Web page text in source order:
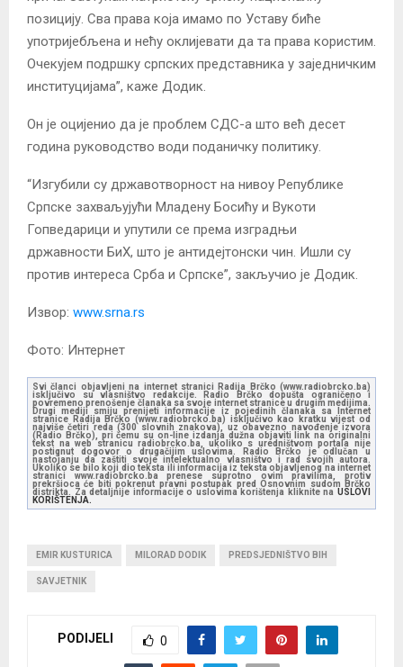
позицију. Сва права која имамо по Уставу биће
употријебљена и нећу оклијевати да та права користим.
Очекујем подршку српских представника у заједничким
институцијама”, каже Додик.
Он је оцијенио да је проблем СДС-а што већ десет
година руководство води поданичку политику.
“Изгубили су државотворност на нивоу Републике
Српске захваљујући Младену Босићу и Вукоти
Гопведарици и упутили се према изградњи
државности БиХ, што је антидејтонски чин. Ишли су
против интереса Срба и Српске”, закључио је Додик.
Извор: www.srna.rs
Фото: Интернет
Svi članci objavljeni na internet stranici Radija Brčko (www.radiobrcko.ba)
isključivo su vlasništvo redakcije. Radio Brčko dopušta ograničeno i
povremeno prenošenje članaka sa svoje internet stranice u drugim medijima.
Drugi mediji smiju prenijeti informacije iz pojedinih članaka sa Internet
stranice Radija Brčko (www.radiobrcko.ba) isključivo kao kratku vijest od
najviše četiri reda (300 slovnih znakova), uz obavezno navođenje izvora
(Radio Brčko), pri čemu su on-line izdanja dužna objaviti link na originalni
tekst na web stranicu radiobrcko.ba, ukoliko s uredništvom portala nije
postignut dogovor o drugačijim uslovima. Radio Brčko je odlučan u
nastojanju da zaštiti svoje intelektualno vlasništvo i rad svojih autora.
Ukoliko se bilo koji dio teksta ili informacija iz teksta objavljenog na internet
stranici www.radiobrcko.ba prenese suprotno ovim pravilima, protiv
prekršioca će biti pokrenut pravni postupak pred Osnovnim sudom Brčko
distrikta. Za detaljnije informacije o uslovima korištenja kliknite na USLOVI
KORIŠTENJA.
EMIR KUSTURICA MILORAD DODIK PREDSJEDNIŠTVO BIH
SAVJETNIK
PODIJELI 0